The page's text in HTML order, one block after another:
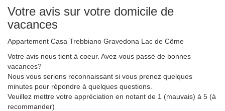
Votre avis sur votre domicile de
vacances
Appartement Casa Trebbiano Gravedona Lac de Côme
Votre avis nous tient à coeur. Avez-vous passé de bonnes
vacances?
Nous vous serions reconnaissant si vous prenez quelques
minutes pour répondre à quelques questions.
Veuillez mettre votre appréciation en notant de 1 (mauvais) à 5 (à
recommander)